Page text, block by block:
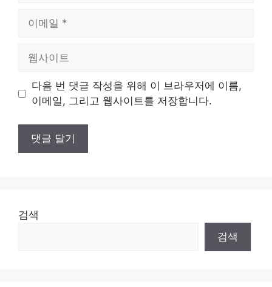
트
다음 번 댓글 작성을 위해 이 브라우저에 이름,
이메일, 그리고 웹사이트를 저장합니다.
검색
검색